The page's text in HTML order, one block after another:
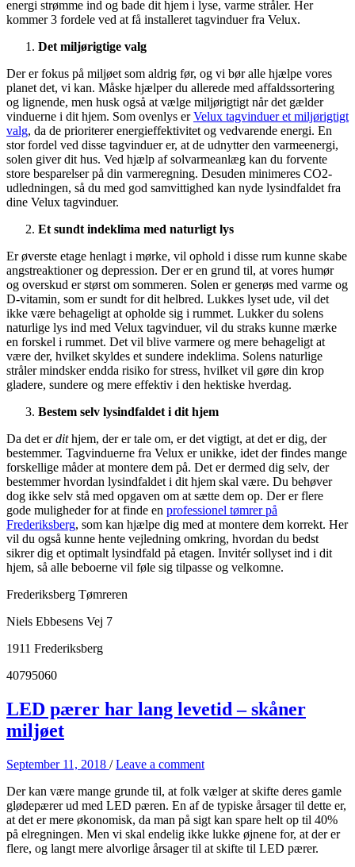
energi strømme ind og bade dit hjem i lyse, varme stråler. Her
kommer 3 fordele ved at få installeret tagvinduer fra Velux.
Det miljørigtige valg
Der er fokus på miljøet som aldrig før, og vi bør alle hjælpe vores
planet det, vi kan. Måske hjælper du allerede med affaldssortering
og lignende, men husk også at vælge miljørigtigt når det gælder
vinduerne i dit hjem. Som ovenlys erVelux tagvinduer et miljørigtigt
valg, da de prioriterer energieffektivitet og vedvarende energi. En
stor fordel ved disse tagvinduer er, at de udnytter den varmeenergi,
solen giver dit hus. Ved hjælp af solvarmeanlæg kan du forvente
store besparelser på din varmeregning. Desuden minimeres CO2-
udledningen, så du med god samvittighed kan nyde lysindfaldet fra
dine Velux tagvinduer.
Et sundt indeklima med naturligt lys
Er øverste etage henlagt i mørke, vil ophold i disse rum kunne skabe
angstreaktioner og depression. Der er en grund til, at vores humør
og overskud er størst om sommeren. Solen er generøs med varme og
D-vitamin, som er sundt for dit helbred. Lukkes lyset ude, vil det
ikke være behageligt at opholde sig i rummet. Lukker du solens
naturlige lys ind med Velux tagvinduer, vil du straks kunne mærke
en forskel i rummet. Det vil blive varmere og mere behageligt at
være der, hvilket skyldes et sundere indeklima. Solens naturlige
stråler mindsker endda risiko for stress, hvilket vil gøre din krop
gladere, sundere og mere effektiv i den hektiske hverdag.
Bestem selv lysindfaldet i dit hjem
Da det erdithjem, der er tale om, er det vigtigt, at det er dig, der
bestemmer. Tagvinduerne fra Velux er unikke, idet der findes mange
forskellige måder at montere dem på. Det er dermed dig selv, der
bestemmer hvordan lysindfaldet i dit hjem skal være. Du behøver
dog ikke selv stå med opgaven om at sætte dem op. Der er flere
gode muligheder for at finde en professionel tømrer på
Frederiksberg, som kan hjælpe dig med at montere dem korrekt. Her
vil du også kunne hente vejledning omkring, hvordan du bedst
sikrer dig et optimalt lysindfald på etagen. Invitér sollyset ind i dit
hjem, så alle beboerne vil føle sig tilpasse og velkomne.
Frederiksberg Tømreren
Niels Ebbesens Vej 7
1911 Frederiksberg
40795060
LED pærer har lang levetid – skåner
miljøet
September 11, 2018 /Leave a comment
Der kan være mange grunde til, at folk vælger at skifte deres gamle
glødepærer ud med LED pæren. En af de typiske årsager til dette er,
at det er mere økonomisk, da man på sigt kan spare helt op til 40%
på elregningen. Men vi skal endelig ikke lukke øjnene for, at der er
flere, og langt mere alvorlige årsager til at skifte til LED pærer.